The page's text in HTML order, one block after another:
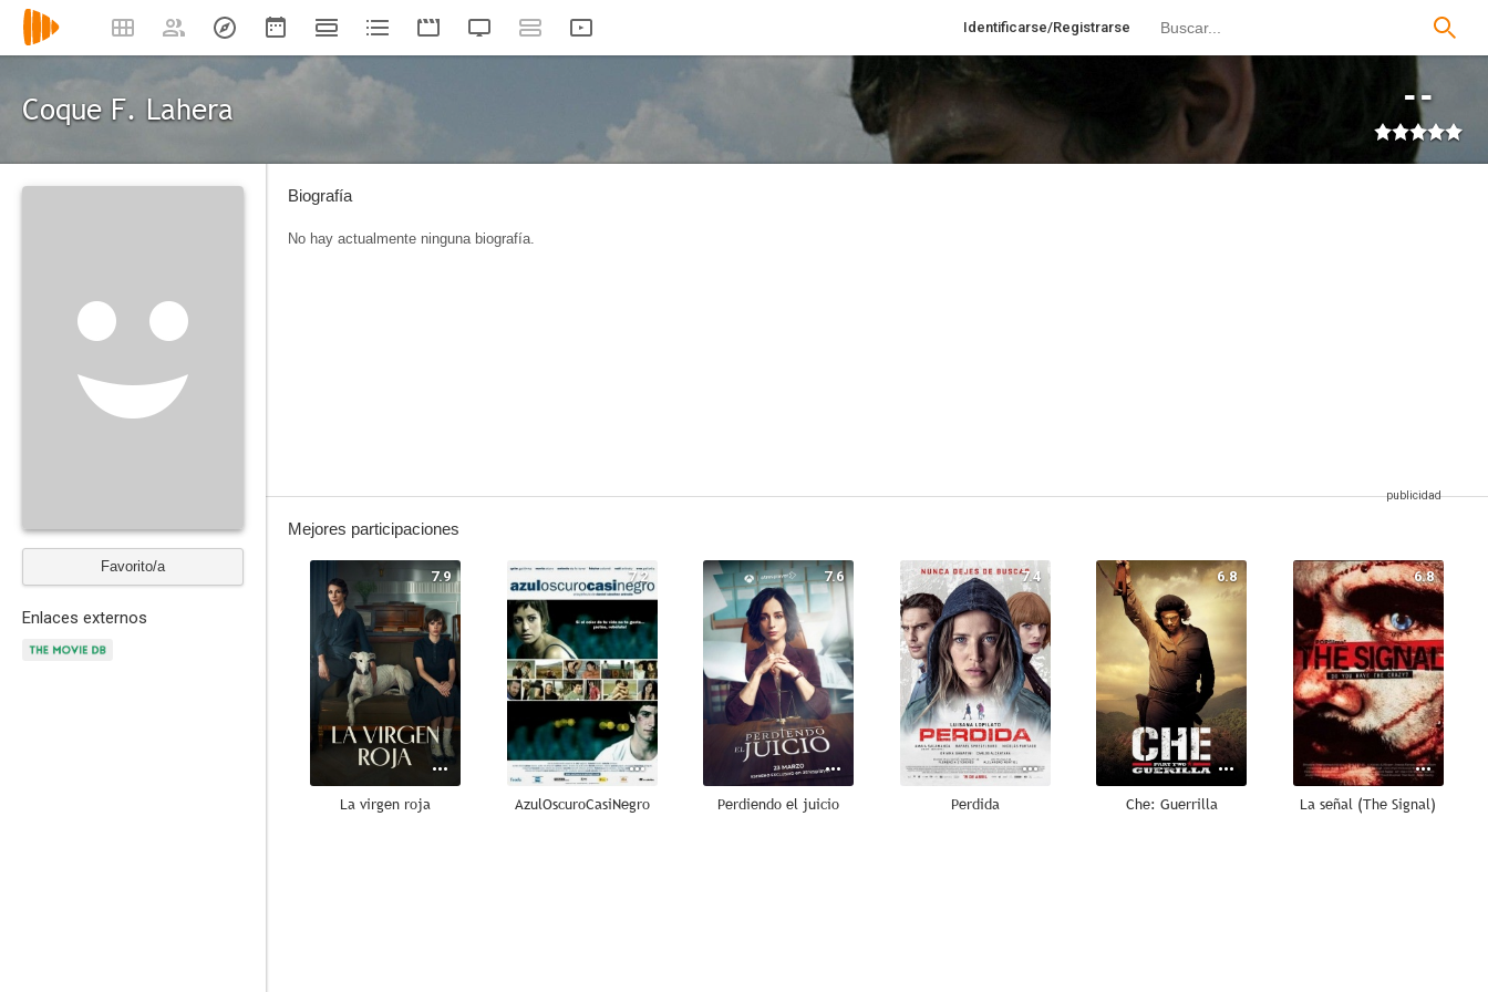
Identificarse/Registrarse
Coque F. Lahera --
Favorito/a
Enlaces externos
Biografía
No hay actualmente ninguna biografía.
Mejores participaciones
7.9
La virgen roja
7.2
AzulOscuroCasiNegro
7.6
Perdiendo el juicio
7.4
Perdida
6.8
Che: Guerrilla
6.8
La señal (The Signal)